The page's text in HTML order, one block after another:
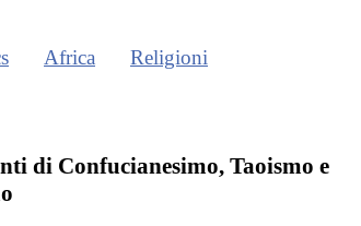
Africa Religioni
di Confucianesimo, Taoismo e